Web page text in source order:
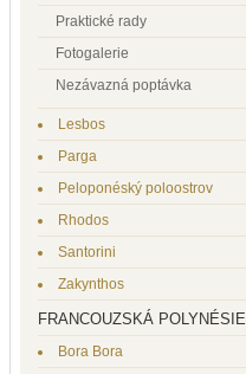
Praktické rady
Fotogalerie
Nezávazná poptávka
Lesbos
Parga
Peloponéský poloostrov
Rhodos
Santorini
Zakynthos
FRANCOUZSKÁ POLYNÉSIE
Bora Bora